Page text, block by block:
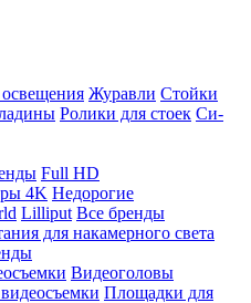
Журавли Стойки
Ролики для стоек Си-
Full HD
4K Недорогие
Lilliput Все бренды
для накамерного света
Видеоголовы
Площадки для